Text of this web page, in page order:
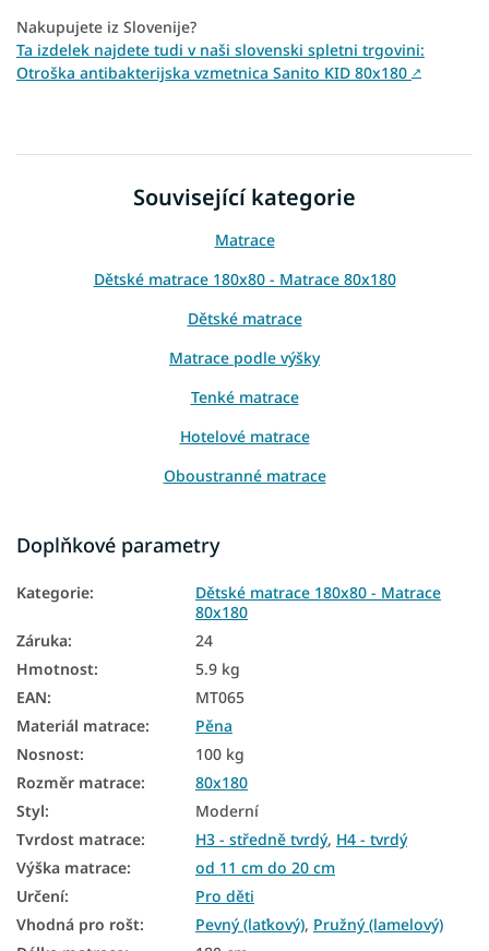
Nakupujete iz Slovenije?
Ta izdelek najdete tudi v naši slovenski spletni trgovini:
Otroška antibakterijska vzmetnica Sanito KID 80x180 ↗
Související kategorie
Matrace
Dětské matrace 180x80 - Matrace 80x180
Dětské matrace
Matrace podle výšky
Tenké matrace
Hotelové matrace
Oboustranné matrace
Tvrdé matrace
Zdravotní matrace
Dětské matrace podle rozměru
Dětské matrace podle materiálu
Dětské nezónované matrace
Antialergické matrace
Antibakteriální matrace
Matrace tvrdost H3
Matrace tvrdost H4
Doplňkové parametry
Kategorie:
Dětské matrace 180x80 - Matrace
80x180
Záruka:
24
Hmotnost:
5.9 kg
EAN:
MT065
Materiál matrace:
Pěna
Nosnost:
100 kg
Rozměr matrace:
80x180
Styl:
Moderní
Tvrdost matrace: H3 - středně tvrdý, H4 - tvrdý
Výška matrace:
od 11 cm do 20 cm
Určení:
Pro děti
Vhodná pro rošt: Pevný (laťkový), Pružný (lamelový)